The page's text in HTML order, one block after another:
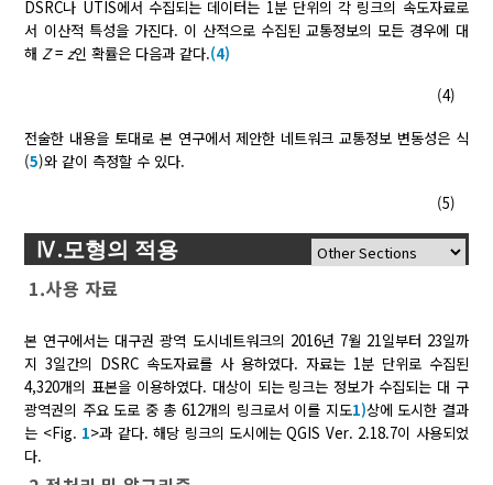
DSRC나 UTIS에서 수집되는 데이터는 1분 단위의 각 링크의 속도자료로
서 이산적 특성을 가진다. 이 산적으로 수집된 교통정보의 모든 경우에 대
해Z=z인 확률은 다음과 같다.(4)
(4)
전술한 내용을 토대로 본 연구에서 제안한 네트워크 교통정보 변동성은 식
(5)와 같이 측정할 수 있다.
(5)
Ⅳ.모형의 적용
1.사용 자료
본 연구에서는 대구권 광역 도시네트워크의 2016년 7월 21일부터 23일까
지 3일간의 DSRC 속도자료를 사 용하였다. 자료는 1분 단위로 수집된
4,320개의 표본을 이용하였다. 대상이 되는 링크는 정보가 수집되는 대 구
광역권의 주요 도로 중 총 612개의 링크로서 이를 지도1)상에 도시한 결과
는 <Fig. 1>과 같다. 해당 링크의 도시에는 QGIS Ver. 2.18.7이 사용되었
다.